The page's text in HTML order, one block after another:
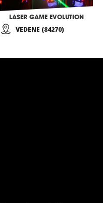
LASER GAME EVOLUTION
VEDENE (84270)